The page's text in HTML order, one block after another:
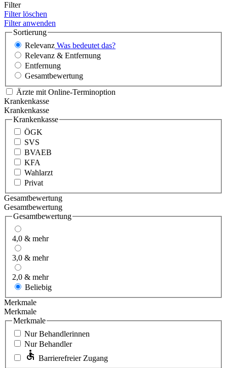
Filter
Filter löschen
Filter anwenden
Sortierung
Relevanz Was bedeutet das?
Relevanz & Entfernung
Entfernung
Gesamtbewertung
Ärzte mit Online-Terminoption
Krankenkasse
Krankenkasse
Krankenkasse
ÖGK
SVS
BVAEB
KFA
Wahlarzt
Privat
Gesamtbewertung
Gesamtbewertung
Gesamtbewertung
4,0 & mehr
3,0 & mehr
2,0 & mehr
Beliebig
Merkmale
Merkmale
Merkmale
Nur Behandlerinnen
Nur Behandler
Barrierefreier Zugang